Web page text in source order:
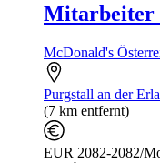
Mitarbeiter
McDonald's
Purgstall an der
(7 km entfernt)
EUR 2082-2082/